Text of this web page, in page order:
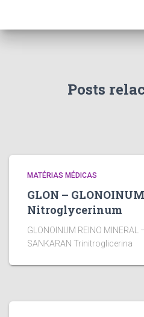
Posts
MATÉRIAS MÉDICAS
GLON –
Nitroglycerinum
GLONOINUM REINO MINERAL
SANKARAN Trinitroglicerina